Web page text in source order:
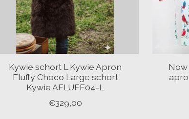
Kywie schort L Kywie Apron
Fluffy Choco Large schort
Kywie AFLUFF04-L
€329,00